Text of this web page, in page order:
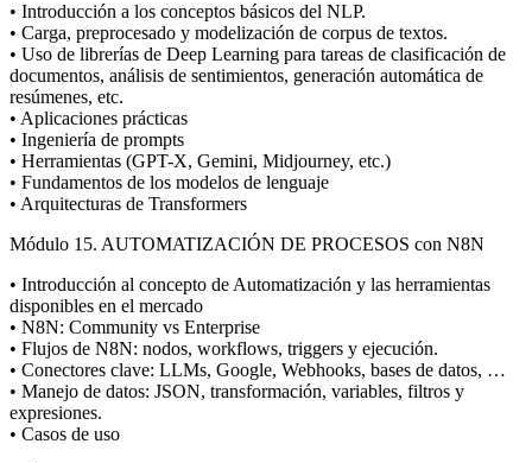
• Introducción a los conceptos básicos del NLP.
• Carga, preprocesado y modelización de corpus de textos.
• Uso de librerías de Deep Learning para tareas de clasificación de
documentos, análisis de sentimientos, generación automática de
resúmenes, etc.
• Aplicaciones prácticas
• Ingeniería de prompts
• Herramientas (GPT-X, Gemini, Midjourney, etc.)
• Fundamentos de los modelos de lenguaje
• Arquitecturas de Transformers
Módulo 15. AUTOMATIZACIÓN DE PROCESOS con N8N
• Introducción al concepto de Automatización y las herramientas
disponibles en el mercado
• N8N: Community vs Enterprise
• Flujos de N8N: nodos, workflows, triggers y ejecución.
• Conectores clave: LLMs, Google, Webhooks, bases de datos, …
• Manejo de datos: JSON, transformación, variables, filtros y
expresiones.
• Casos de uso